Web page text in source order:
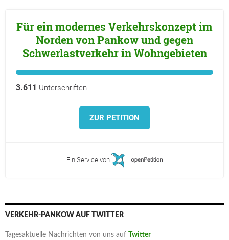
Für ein modernes Verkehrskonzept im
Norden von Pankow und gegen
Schwerlastverkehr in Wohngebieten
3.611 Unterschriften
ZUR PETITION
Ein Service von
VERKEHR-PANKOW AUF TWITTER
Tagesaktuelle Nachrichten von uns auf Twitter